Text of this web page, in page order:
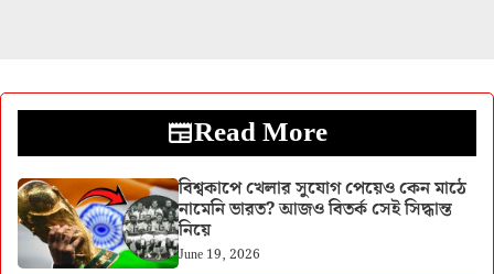
Read More
বিশ্বকাপে খেলার সুযোগ পেয়েও কেন মাঠে
নামেনি ভারত? আজও বিতর্ক সেই সিদ্ধান্ত
নিয়ে
June 19, 2026